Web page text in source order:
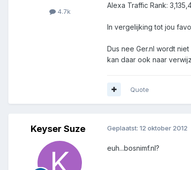
4.7k
Alexa Traffic Rank:
In vergelijking tot jou
Dus nee Ger.nl wordt
kan daar ook naar
Quote
Keyser Suze Geplaatst: 12 oktober 2012
euh...bosnimf.nl?